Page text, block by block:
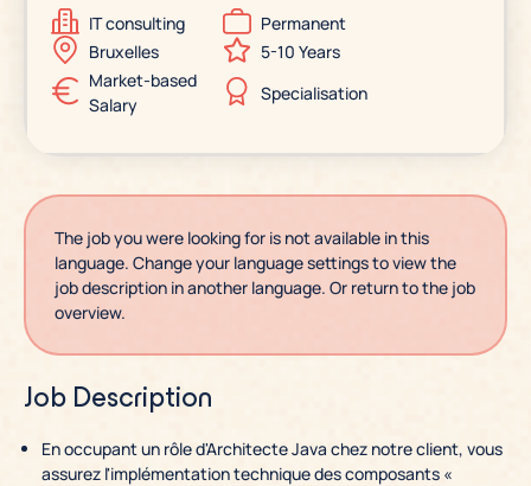
IT consulting
Permanent
Bruxelles
5-10 Years
Market-based
Salary
Specialisation
The job you were looking for is not available in this
language. Change your language settings to view the
job description in another language. Or return to the job
overview.
Job Description
En occupant un rôle d'Architecte Java chez notre client, vous
assurez l'implémentation technique des composants «